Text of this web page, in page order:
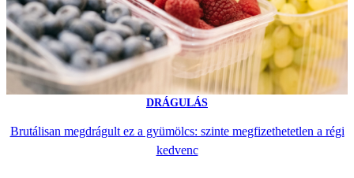
DRÁGULÁS
Brutálisan megdrágult ez a gyümölcs: szinte megfizethetetlen a régi
kedvenc